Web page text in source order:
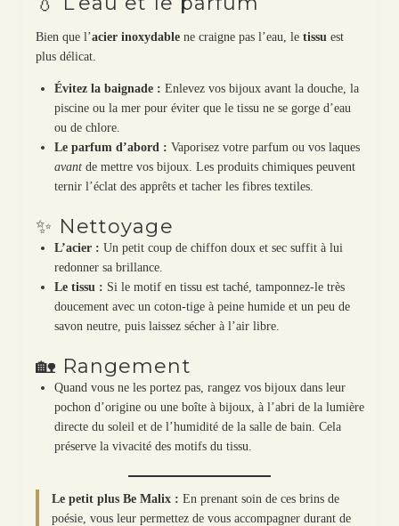
Bien que l’acier inoxydablene craigne pas l’eau, le tissu est
plus délicat.
Évitez la baignade : Enlevez vos bijoux avant la douche, la
piscine ou la mer pour éviter que le tissu ne se gorge d’eau
ou de chlore.
Le parfum d’abord : Vaporisez votre parfum ou vos laques
avantde mettre vos bijoux. Les produits chimiques peuvent
ternir l’éclat des apprêts et tacher les fibres textiles.
✨ Nettoyage
L’acier : Un petit coup de chiffon doux et sec suffit à lui
redonner sa brillance.
Le tissu : Si le motif en tissu est taché, tamponnez-le très
doucement avec un coton-tige à peine humide et un peu de
savon neutre, puis laissez sécher à l’air libre.
🏡 Rangement
Quand vous ne les portez pas, rangez vos bijoux dans leur
pochon d’origine ou une boîte à bijoux, à l’abri de la lumière
directe du soleil et de l’humidité de la salle de bain. Cela
préserve la vivacité des motifs du tissu.
Le petit plus Be Malix : En prenant soin de ces brins de
poésie, vous leur permettez de vous accompagner durant de